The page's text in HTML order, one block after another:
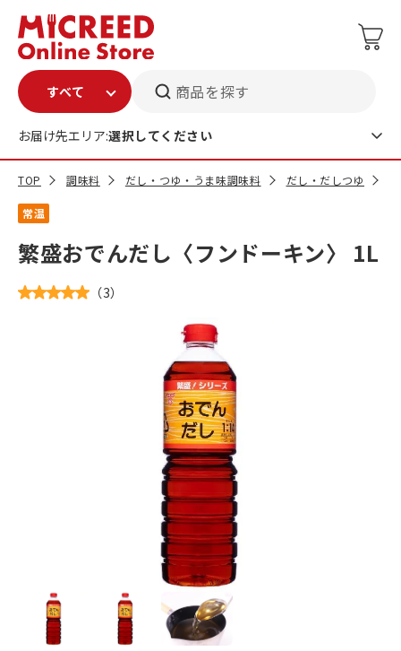
商品を探す
お届け先エリア:選択してください
TOP 調味料 だし・つゆ・うま味調味料 だし・だしつゆ
常温
繁盛おでんだし〈フンドーキン〉 1L
（3）